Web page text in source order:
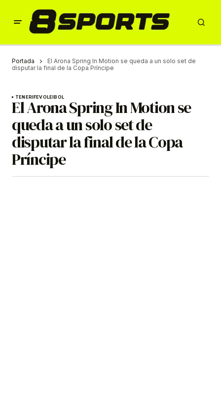
Portada
El Arona Spring In Motion se queda a un solo set de
disputar la final de la Copa Príncipe
TENERIFEVOLEIBOL
El Arona Spring In Motion se
queda a un solo set de
disputar la final de la Copa
Príncipe